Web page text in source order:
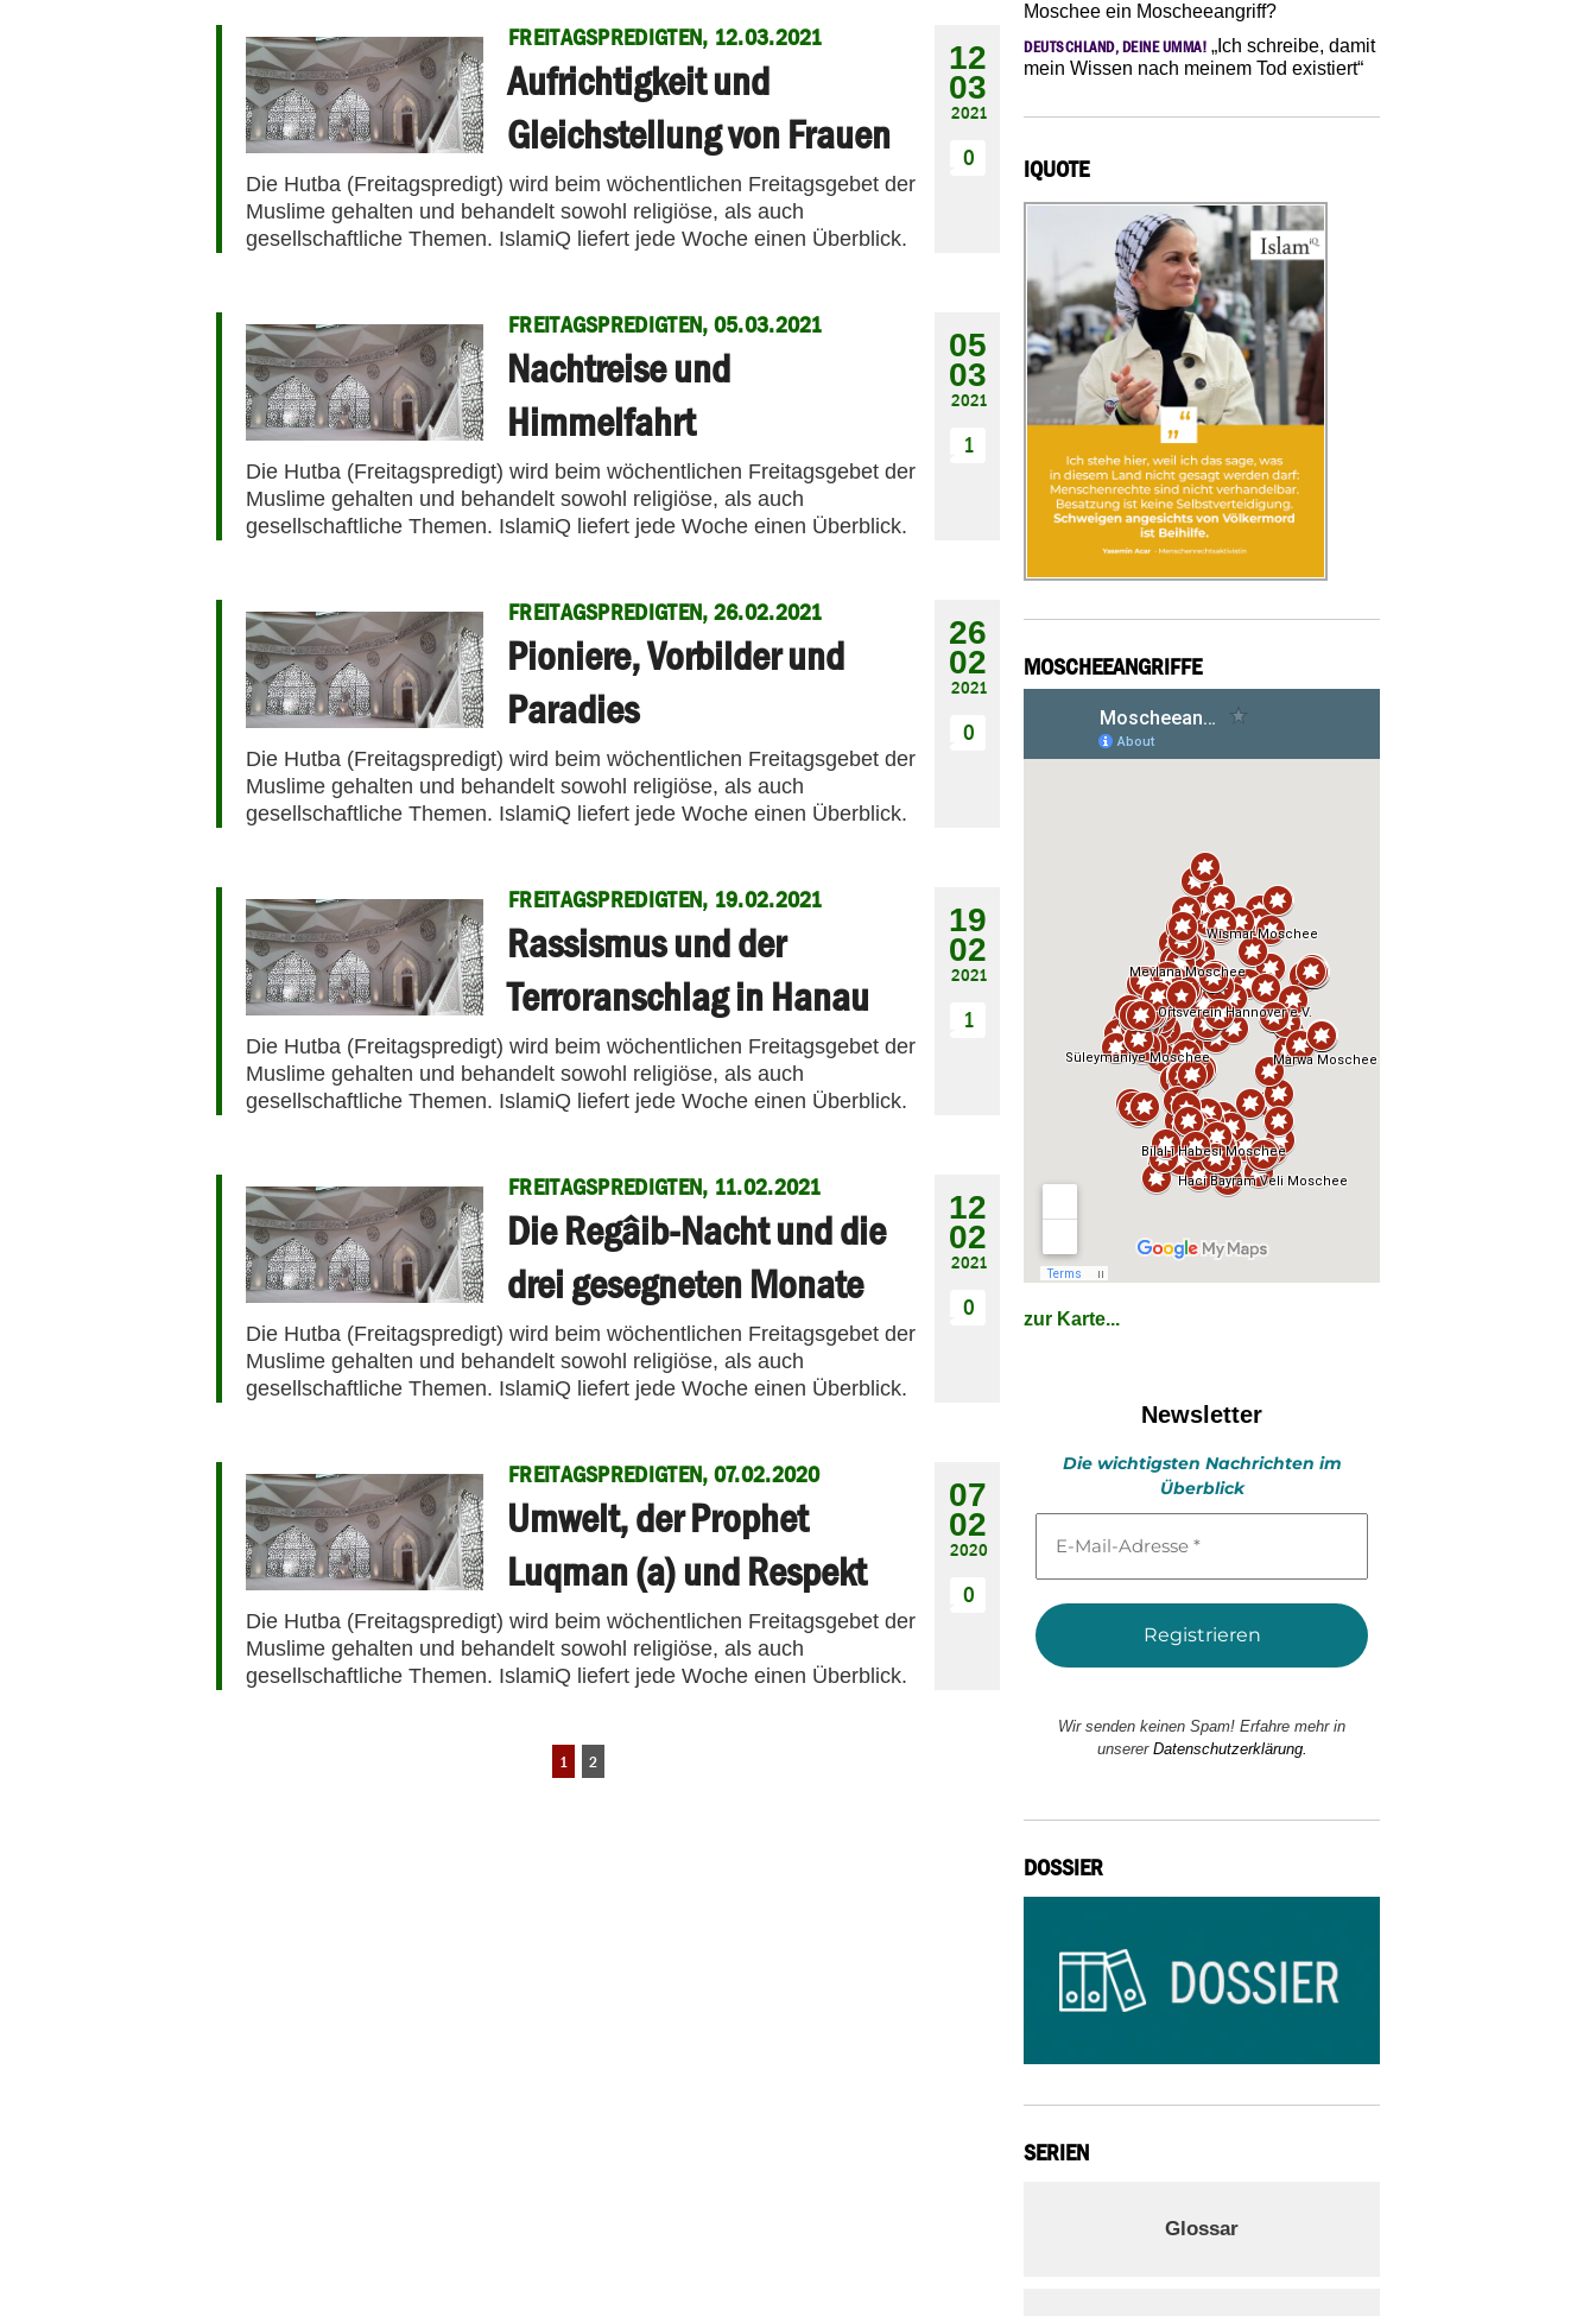
FREITAGSPREDIGTEN, 12.03.2021
Aufrichtigkeit und
Gleichstellung von Frauen
Die Hutba (Freitagspredigt) wird beim wöchentlichen Freitagsgebet der
Muslime gehalten und behandelt sowohl religiöse, als auch
gesellschaftliche Themen. IslamiQ liefert jede Woche einen Überblick.
12
03
2021
0
FREITAGSPREDIGTEN, 05.03.2021
Nachtreise und
Himmelfahrt
Die Hutba (Freitagspredigt) wird beim wöchentlichen Freitagsgebet der
Muslime gehalten und behandelt sowohl religiöse, als auch
gesellschaftliche Themen. IslamiQ liefert jede Woche einen Überblick.
05
03
2021
1
FREITAGSPREDIGTEN, 26.02.2021
Pioniere, Vorbilder und
Paradies
Die Hutba (Freitagspredigt) wird beim wöchentlichen Freitagsgebet der
Muslime gehalten und behandelt sowohl religiöse, als auch
gesellschaftliche Themen. IslamiQ liefert jede Woche einen Überblick.
26
02
2021
0
FREITAGSPREDIGTEN, 19.02.2021
Rassismus und der
Terroranschlag in Hanau
Die Hutba (Freitagspredigt) wird beim wöchentlichen Freitagsgebet der
Muslime gehalten und behandelt sowohl religiöse, als auch
gesellschaftliche Themen. IslamiQ liefert jede Woche einen Überblick.
19
02
2021
1
FREITAGSPREDIGTEN, 11.02.2021
Die Regâib-Nacht und die
drei gesegneten Monate
Die Hutba (Freitagspredigt) wird beim wöchentlichen Freitagsgebet der
Muslime gehalten und behandelt sowohl religiöse, als auch
gesellschaftliche Themen. IslamiQ liefert jede Woche einen Überblick.
12
02
2021
0
FREITAGSPREDIGTEN, 07.02.2020
Umwelt, der Prophet
Luqman (a) und Respekt
Die Hutba (Freitagspredigt) wird beim wöchentlichen Freitagsgebet der
Muslime gehalten und behandelt sowohl religiöse, als auch
gesellschaftliche Themen. IslamiQ liefert jede Woche einen Überblick.
07
02
2020
0
1 2
Moschee ein Moscheeangriff?
DEUTSCHLAND, DEINE UMMA! „Ich schreibe, damit
mein Wissen nach meinem Tod existiert“
IQUOTE
MOSCHEEANGRIFFE
zur Karte...
Newsletter
Die wichtigsten Nachrichten im
Überblick
Mail-
*
Wir senden keinen Spam! Erfahre mehr in
unserer Datenschutzerklärung.
DOSSIER
SERIEN
Glossar